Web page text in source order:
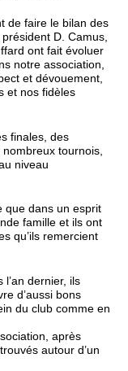
de faire le bilan des
D. Camus,
ont fait évoluer
notre association,
et dévouement,
et nos fidèles
finales, des
tournois,
niveau
que dans un esprit
famille et ils ont
qu’ils remercient
l’an dernier, ils
d’aussi bons
du club comme en
après
autour d’un